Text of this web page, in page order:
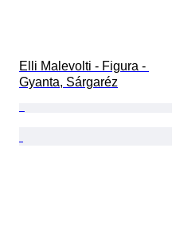
Elli Malevolti - Figura -
Gyanta, Sárgaréz